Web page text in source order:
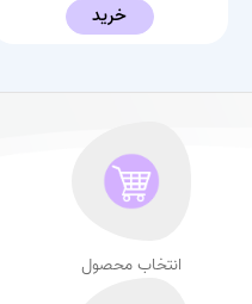
خرید
انتخاب محصول